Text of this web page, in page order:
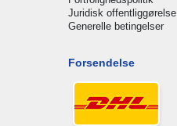
Juridisk offentliggørelse
Generelle betingelser
Forsendelse